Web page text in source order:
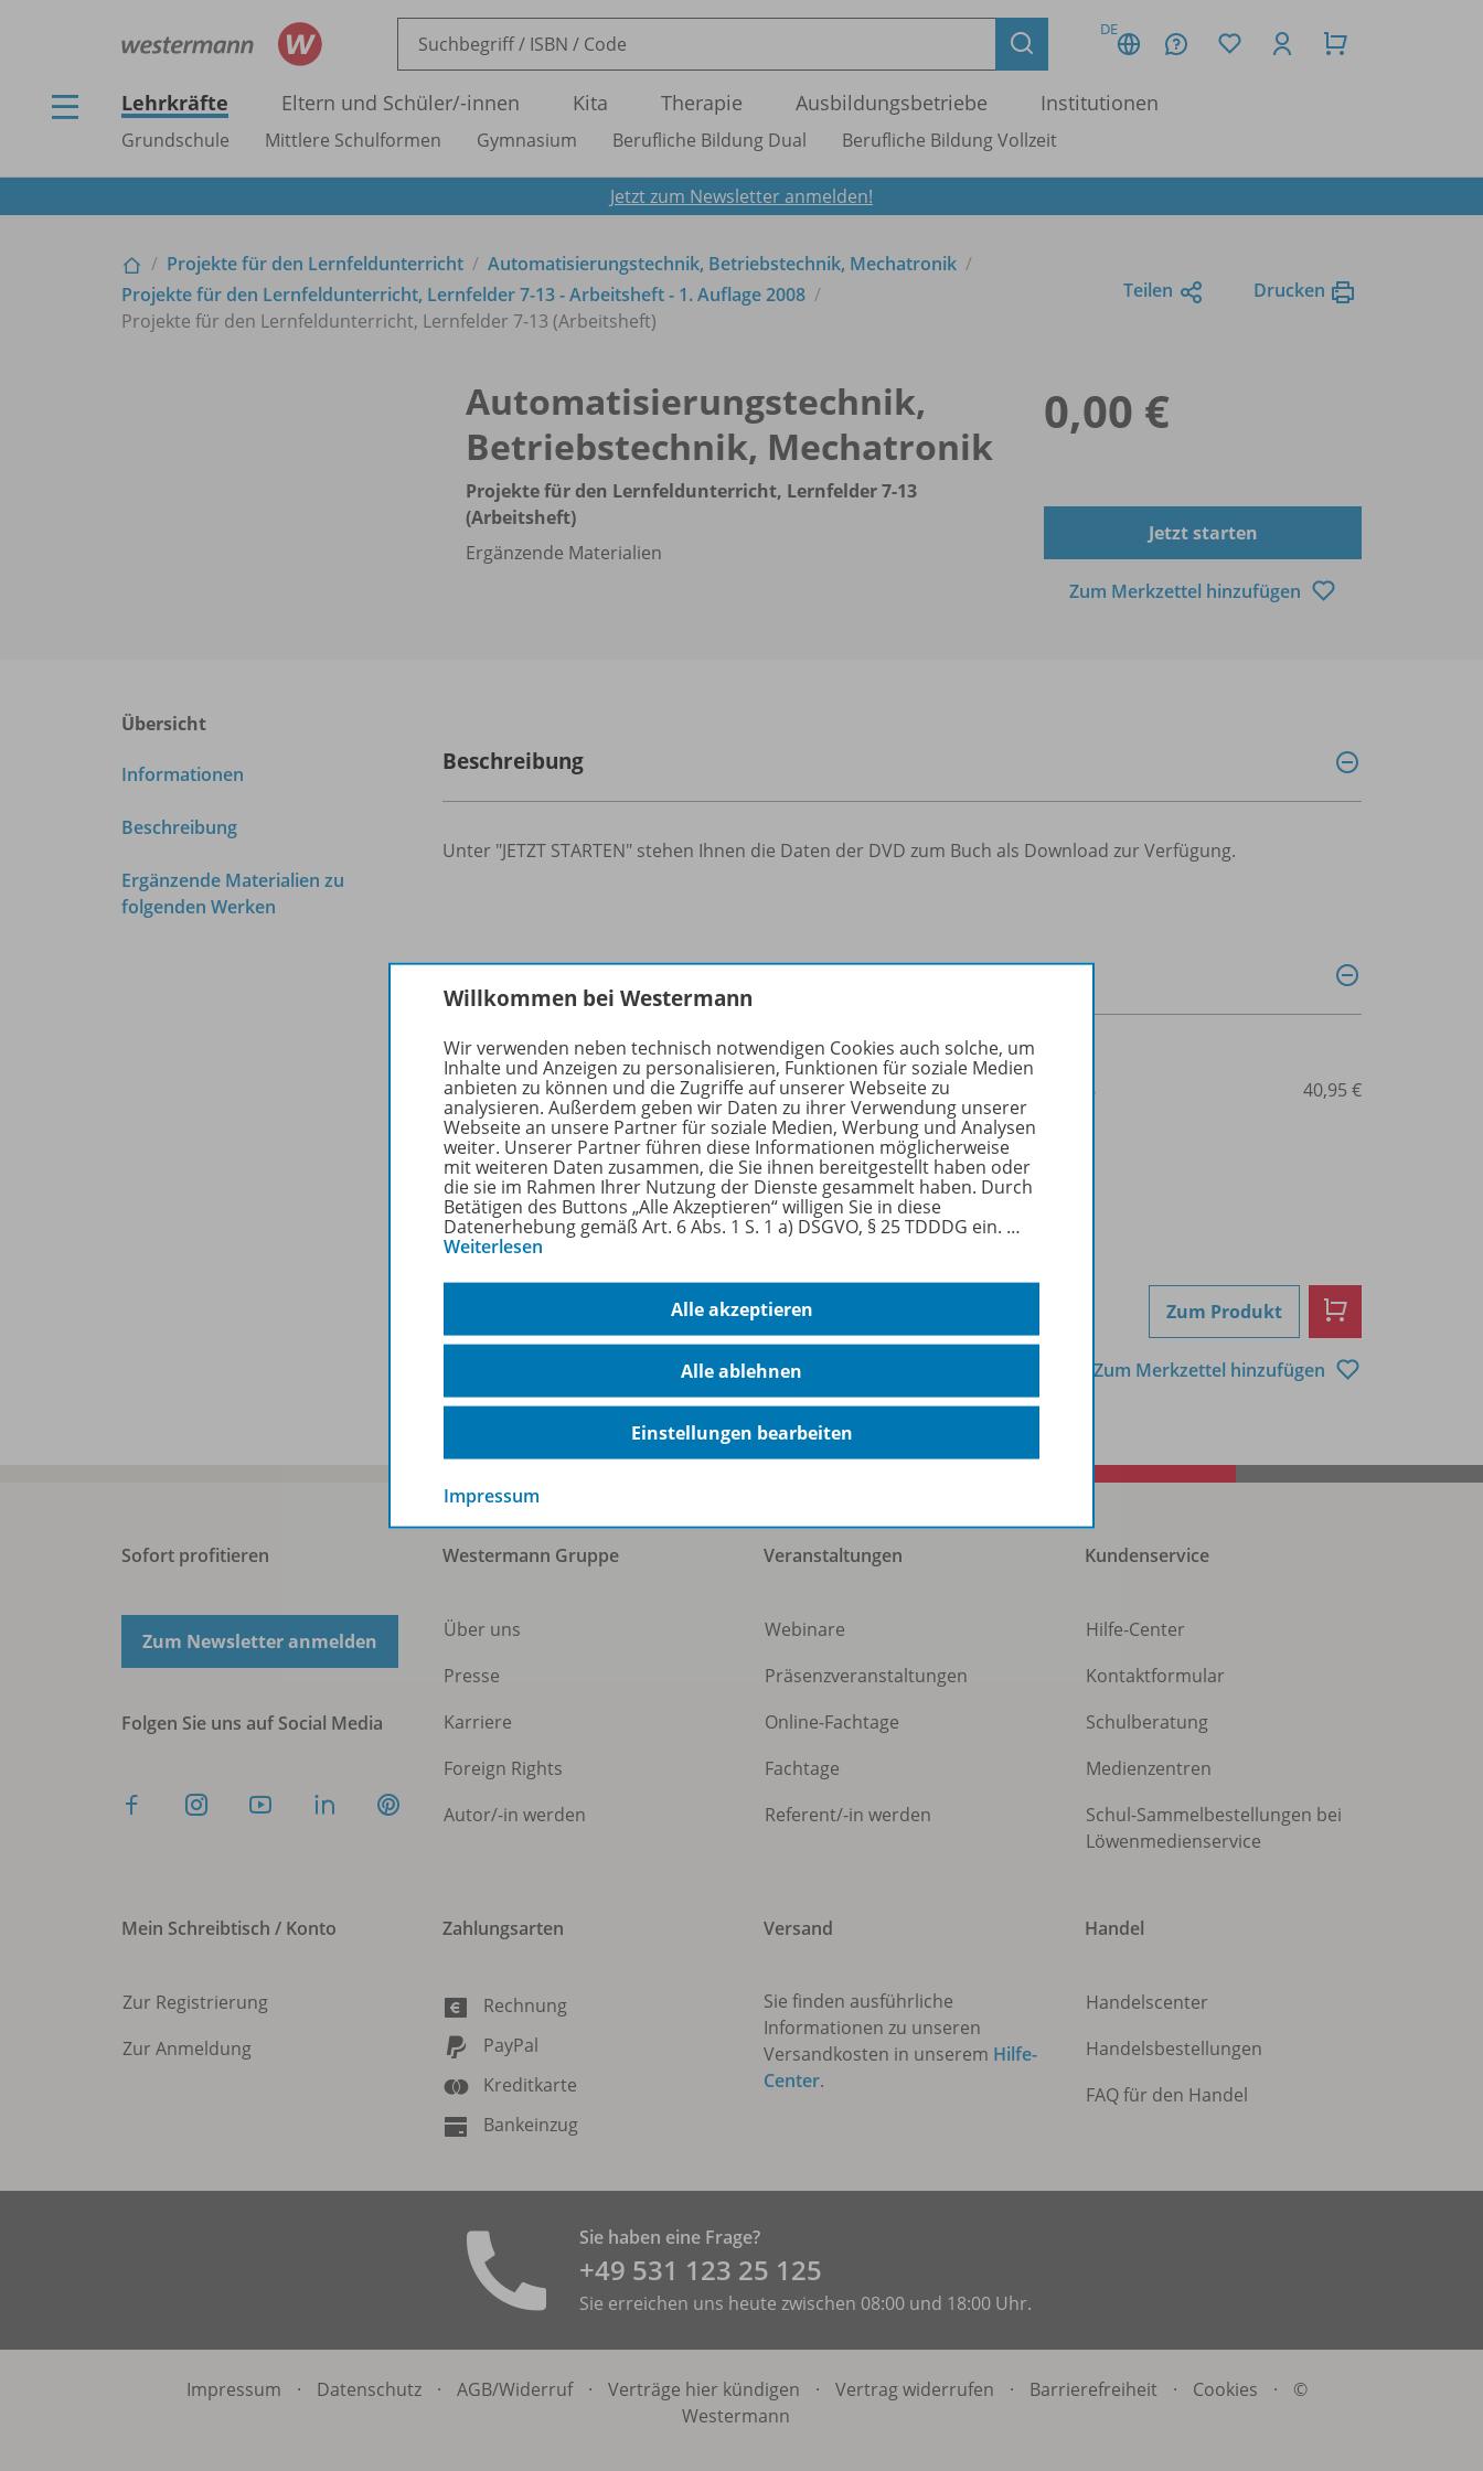
DE
Lehrkräfte Eltern und Schüler/-innen Kita Therapie Ausbildungsbetriebe Institutionen
Grundschule Mittlere Schulformen Gymnasium Berufliche Bildung Dual Berufliche Bildung Vollzeit
Jetzt zum Newsletter anmelden!
Projekte für den Lernfeldunterricht
Automatisierungstechnik, Betriebstechnik, Mechatronik
Projekte für den Lernfeldunterricht, Lernfelder 7-13 - Arbeitsheft - 1. Auflage 2008
Projekte für den Lernfeldunterricht, Lernfelder 7-13 (Arbeitsheft)
Teilen Drucken
Automatisierungstechnik,
Betriebstechnik, Mechatronik
Projekte für den Lernfeldunterricht, Lernfelder 7-13
(Arbeitsheft)
Ergänzende Materialien
0,00 €
Jetzt starten
Zum Merkzettel hinzufügen
Übersicht
Informationen
Beschreibung
Ergänzende Materialien zu
folgenden Werken
Beschreibung
Unter "JETZT STARTEN" stehen Ihnen die Daten der DVD zum Buch als Download zur Verfügung.
Ergänzende Materialien zu folgenden Werken
Automatisierungstechnik,
Betriebstechnik, Mechatronik
Projekte für den Lernfeldunterricht,
Lernfelder 7-13
Arbeitsheft
978-3-427-44503-6 40,95 €
Zum Produkt
Zum Merkzettel hinzufügen
Sofort profitieren
Zum Newsletter anmelden
Folgen Sie uns auf Social Media
Westermann Gruppe
Über uns
Presse
Karriere
Foreign Rights
Autor/-in werden
Veranstaltungen
Webinare
Präsenzveranstaltungen
Online-Fachtage
Fachtage
Referent/-in werden
Kundenservice
Hilfe-Center
Kontaktformular
Schulberatung
Medienzentren
Schul-Sammelbestellungen bei
Löwenmedienservice
Mein Schreibtisch / Konto
Zur Registrierung
Zur Anmeldung
Zahlungsarten
Rechnung
PayPal
Kreditkarte
Bankeinzug
Versand
Sie finden ausführliche
Informationen zu unseren
Versandkosten in unserem Hilfe-
Center.
Handel
Handelscenter
Handelsbestellungen
FAQ für den Handel
Sie haben eine Frage?
+49 531 ­123 25 125
Sie erreichen uns heute zwischen 08:00 und 18:00 Uhr.
Impressum · Datenschutz · AGB/Widerruf · Verträge hier kündigen · Vertrag widerrufen · Barrierefreiheit · Cookies ·
©
Westermann
Willkommen bei Westermann
Wir verwenden neben technisch notwendigen Cookies auch solche, um
Inhalte und Anzeigen zu personalisieren, Funktionen für soziale Medien
anbieten zu können und die Zugriffe auf unserer Webseite zu
analysieren. Außerdem geben wir Daten zu ihrer Verwendung unserer
Webseite an unsere Partner für soziale Medien, Werbung und Analysen
weiter. Unserer Partner führen diese Informationen möglicherweise
mit weiteren Daten zusammen, die Sie ihnen bereitgestellt haben oder
die sie im Rahmen Ihrer Nutzung der Dienste gesammelt haben. Durch
Betätigen des Buttons „Alle Akzeptieren“ willigen Sie in diese
Datenerhebung gemäß Art. 6 Abs. 1 S. 1 a) DSGVO, § 25 TDDDG ein. …
Weiterlesen
Alle akzeptieren
Alle ablehnen
Einstellungen bearbeiten
Impressum